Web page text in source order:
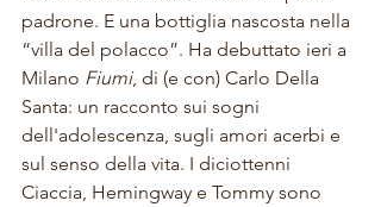
padrone. E una bottiglia nascosta nella
“villa del polacco”. Ha debuttato ieri a
Milano Fiumi, di (e con) Carlo Della
Santa: un racconto sui sogni
dell'adolescenza, sugli amori acerbi e
sul senso della vita. I diciottenni
Ciaccia, Hemingway e Tommy sono